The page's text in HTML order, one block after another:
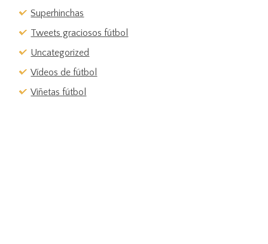
Superhinchas
Tweets graciosos fútbol
Uncategorized
Vídeos de fútbol
Viñetas fútbol